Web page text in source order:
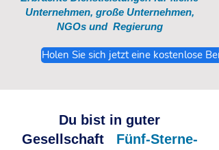
Unternehmen, große Unternehmen,
NGOs und Regierung
Holen Sie sich jetzt eine kostenlose
Du bist in guter
Gesellschaft
Fünf-Sterne-